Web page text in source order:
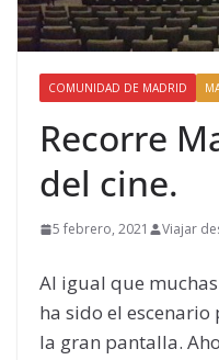
COMUNIDAD DE MADRID
Recorre
del cine.
5 febrero, 2021 Viajar
Al igual que
ha sido el
la gran pantalla.